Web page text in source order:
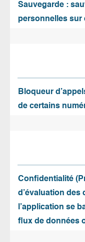
Sauvegarde :
personnelles sur
Bloqueur
de certains
Confidentialité
d’évaluation des
l’application se
flux de données